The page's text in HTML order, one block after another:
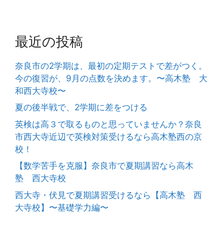
最近の投稿
奈良市の2学期は、最初の定期テストで差がつく。
今の復習が、9月の点数を決めます。〜高木塾 大
和西大寺校〜
夏の後半戦で、2学期に差をつける
英検は高３で取るものと思っていませんか？奈良
市西大寺近辺で英検対策受けるなら高木塾西の京
校！
【数学苦手を克服】奈良市で夏期講習なら高木
塾 西大寺校
西大寺・伏見で夏期講習受けるなら【高木塾 西
大寺校】〜基礎学力編〜